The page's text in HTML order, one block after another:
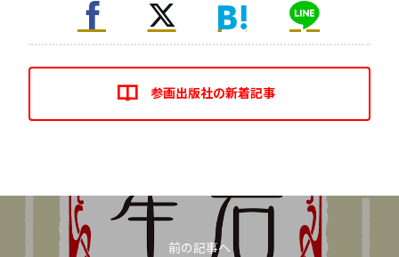
参画出版社の新着記事
前の記事へ